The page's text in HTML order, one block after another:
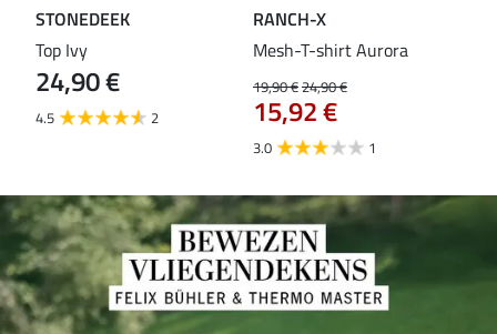
STONEDEEK
Top Ivy
24,90 €
4.5 2
RANCH-X
Mesh-T-shirt Aurora
19,90 €24,90 €
15,92 €
3.0 1